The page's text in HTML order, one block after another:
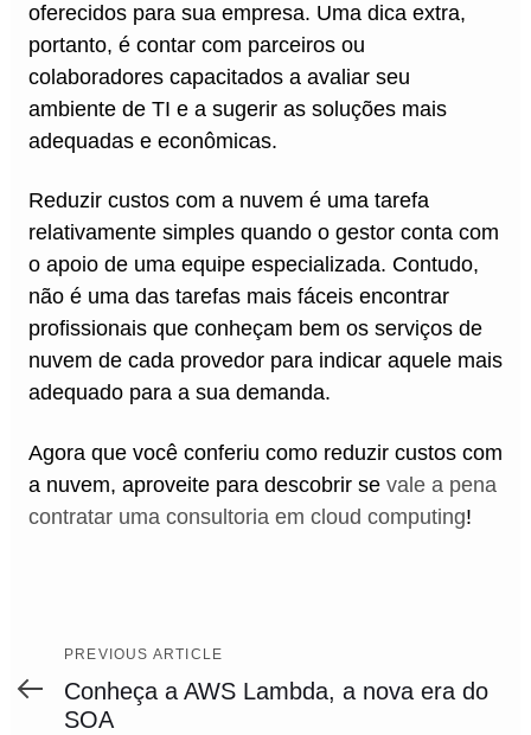
oferecidos para sua empresa. Uma dica extra,
portanto, é contar com parceiros ou
colaboradores capacitados a avaliar seu
ambiente de TI e a sugerir as soluções mais
adequadas e econômicas.
Reduzir custos com a nuvem é uma tarefa
relativamente simples quando o gestor conta com
o apoio de uma equipe especializada. Contudo,
não é uma das tarefas mais fáceis encontrar
profissionais que conheçam bem os serviços de
nuvem de cada provedor para indicar aquele mais
adequado para a sua demanda.
Agora que você conferiu como reduzir custos com
a nuvem, aproveite para descobrir se vale a pena
contratar uma consultoria em cloud computing!
Previous
Article
PREVIOUS ARTICLE
Conheça a AWS Lambda, a nova era do
SOA